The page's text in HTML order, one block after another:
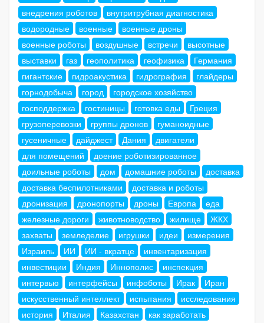
внедрения роботов
внутритрубная диагностика
водородные
военные
военные дроны
военные роботы
воздушные встречи
высотные
выставки
газ геополитика геофизика
Германия
гигантские
гидроакустика гидрография
глайдеры
горнодобыча
город
городское хозяйство
господдержка
гостиницы готовка еды
Греция
грузоперевозки
группы дронов
гуманоидные
гусеничные
дайджест Дания
двигатели
для помещений
доение роботизированное
доильные роботы
дом домашние роботы
доставка
доставка беспилотниками
доставка и роботы
дронизация
дронопорты дроны Европа
еда
железные дороги
животноводство жилище
ЖКХ
захваты
земледелие игрушки идеи
измерения
Израиль
ИИ ИИ - вкратце
инвентаризация
инвестиции
Индия Иннополис
инспекция
интервью
интерфейсы инфоботы Ирак
Иран
искусственный интеллект
испытания
исследования
история
Италия Казахстан
как заработать